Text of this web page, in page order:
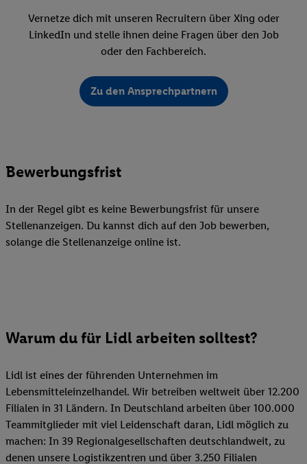
Vernetze dich mit unseren Recruitern über Xing oder
LinkedIn und stelle ihnen deine Fragen über den Job
oder den Fachbereich.
Zu den Ansprechpartnern
Bewerbungsfrist
In der Regel gibt es keine Bewerbungsfrist für unsere
Stellenanzeigen. Du kannst dich auf den Job bewerben,
solange die Stellenanzeige online ist.
Warum du für Lidl arbeiten solltest?
Lidl ist eines der führenden Unternehmen im
Lebensmitteleinzelhandel. Wir betreiben weltweit über 12.200
Filialen in 31 Ländern. In Deutschland arbeiten über 100.000
Teammitglieder mit viel Leidenschaft daran, Lidl möglich zu
machen: In 39 Regionalgesellschaften deutschlandweit, zu
denen unsere Logistikzentren und über 3.250 Filialen